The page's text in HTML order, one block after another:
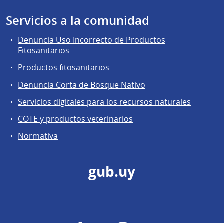
Servicios a la comunidad
Denuncia Uso Incorrecto de Productos
Fitosanitarios
Productos fitosanitarios
Denuncia Corta de Bosque Nativo
Servicios digitales para los recursos naturales
COTE y productos veterinarios
Normativa
gub.uy